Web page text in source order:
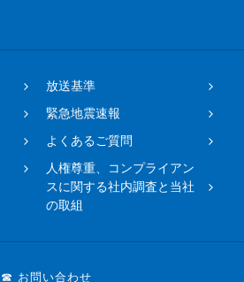
放送基準
緊急地震速報
よくあるご質問
人権尊重、コンプライアン
スに関する社内調査と当社
の取組
☎ お問い合わせ